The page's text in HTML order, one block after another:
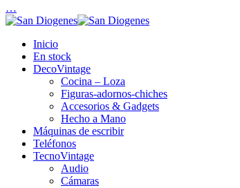
…
Inicio
En stock
DecoVintage
Cocina – Loza
Figuras-adornos-chiches
Accesorios & Gadgets
Hecho a Mano
Máquinas de escribir
Teléfonos
TecnoVintage
Audio
Cámaras